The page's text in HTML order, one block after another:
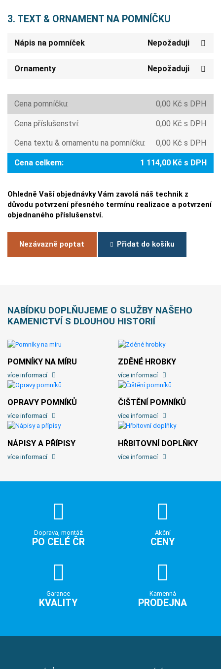
3. TEXT & ORNAMENT NA POMNÍČKU
Nápis na pomníček Nepožaduji
Ornamenty Nepožaduji
Cena pomníčku: 0,00 Kč s DPH
Cena příslušenství: 0,00 Kč s DPH
Cena textu & ornamentu na pomníčku: 0,00 Kč s DPH
Cena celkem: 1 114,00 Kč s DPH
Ohledně Vaší objednávky Vám zavolá náš technik z
důvodu potvrzení přesného termínu realizace a potvrzení
objednaného příslušenství.
Nezávazně poptat Přidat do košíku
NABÍDKU DOPLŇUJEME O SLUŽBY NAŠEHO
KAMENICTVÍ S DLOUHOU HISTORIÍ
POMNÍKY NA MÍRU
více informací
ZDĚNÉ HROBKY
více informací
OPRAVY POMNÍKŮ
více informací
ČIŠTĚNÍ POMNÍKŮ
více informací
NÁPISY A PŘÍPISY
více informací
HŘBITOVNÍ DOPLŇKY
více informací
Doprava, montáž
PO CELÉ ČR
Akční
CENY
Garance
KVALITY
Kamenná
PRODEJNA